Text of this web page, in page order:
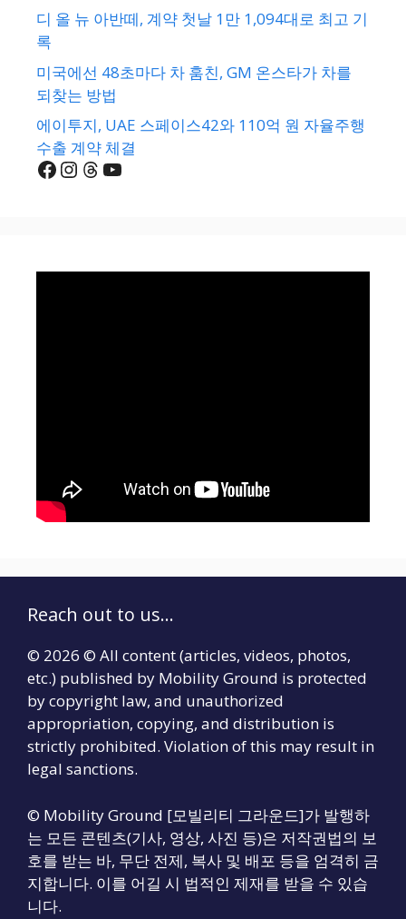
디 올 뉴 아반떼, 계약 첫날 1만 1,094대로 최고 기
록
미국에선 48초마다 차 훔친, GM 온스타가 차를
되찾는 방법
에이투지, UAE 스페이스42와 110억 원 자율주행
수출 계약 체결
Facebook
Instagram
Threads
YouTube
Reach out to us...
© 2026 © All content (articles, videos, photos,
etc.) published by Mobility Ground is protected
by copyright law, and unauthorized
appropriation, copying, and distribution is
strictly prohibited. Violation of this may result in
legal sanctions.
© Mobility Ground [모빌리티 그라운드]가 발행하
는 모든 콘텐츠(기사, 영상, 사진 등)은 저작권법의 보
호를 받는 바, 무단 전제, 복사 및 배포 등을 엄격히 금
지합니다. 이를 어길 시 법적인 제재를 받을 수 있습
니다.